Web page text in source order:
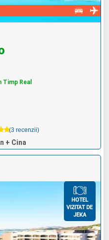
Real
(3 recenzii)
+ Cina
HOTEL
VIZITAT DE
JEKA